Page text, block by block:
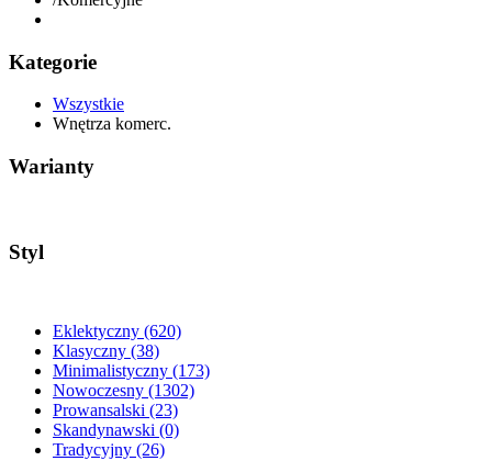
Kategorie
Wszystkie
Wnętrza komerc.
Warianty
Styl
Eklektyczny (620)
Klasyczny (38)
Minimalistyczny (173)
Nowoczesny (1302)
Prowansalski (23)
Skandynawski (0)
Tradycyjny (26)